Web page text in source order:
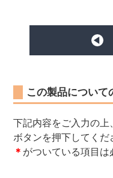
この製品について
下記内容をご入力の上
ボタンを押下してくだ
＊ がついている項目は